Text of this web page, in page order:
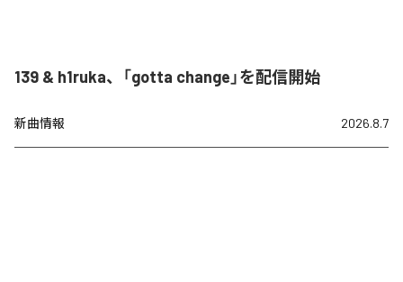
139 & h1ruka、「gotta change」を配信開始
新曲情報 2026.8.7